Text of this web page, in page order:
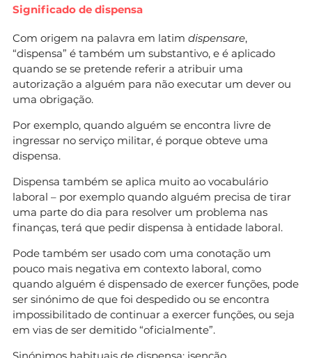
Significado de dispensa
Com origem na palavra em latim dispensare,
“dispensa” é também um substantivo, e é aplicado
quando se se pretende referir a atribuir uma
autorização a alguém para não executar um dever ou
uma obrigação.
Por exemplo, quando alguém se encontra livre de
ingressar no serviço militar, é porque obteve uma
dispensa.
Dispensa também se aplica muito ao vocabulário
laboral – por exemplo quando alguém precisa de tirar
uma parte do dia para resolver um problema nas
finanças, terá que pedir dispensa à entidade laboral.
Pode também ser usado com uma conotação um
pouco mais negativa em contexto laboral, como
quando alguém é dispensado de exercer funções, pode
ser sinónimo de que foi despedido ou se encontra
impossibilitado de continuar a exercer funções, ou seja
em vias de ser demitido “oficialmente”.
Sinónimos habituais de dispensa: isenção,